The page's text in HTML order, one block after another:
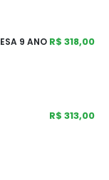
9 ANO R$ 318,00
R$ 313,00